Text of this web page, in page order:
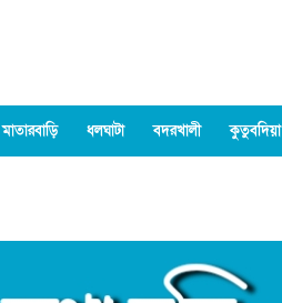
মাতারবাড়ি ধলঘাটা বদরখালী কুতুবদিয়া